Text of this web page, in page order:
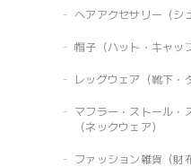
ヘアアクセサリー（シ
帽子（ハット・キャッ
レッグウェア（靴下・
マフラー・ストール・
（ネックウェア）
ファッション雑貨（財